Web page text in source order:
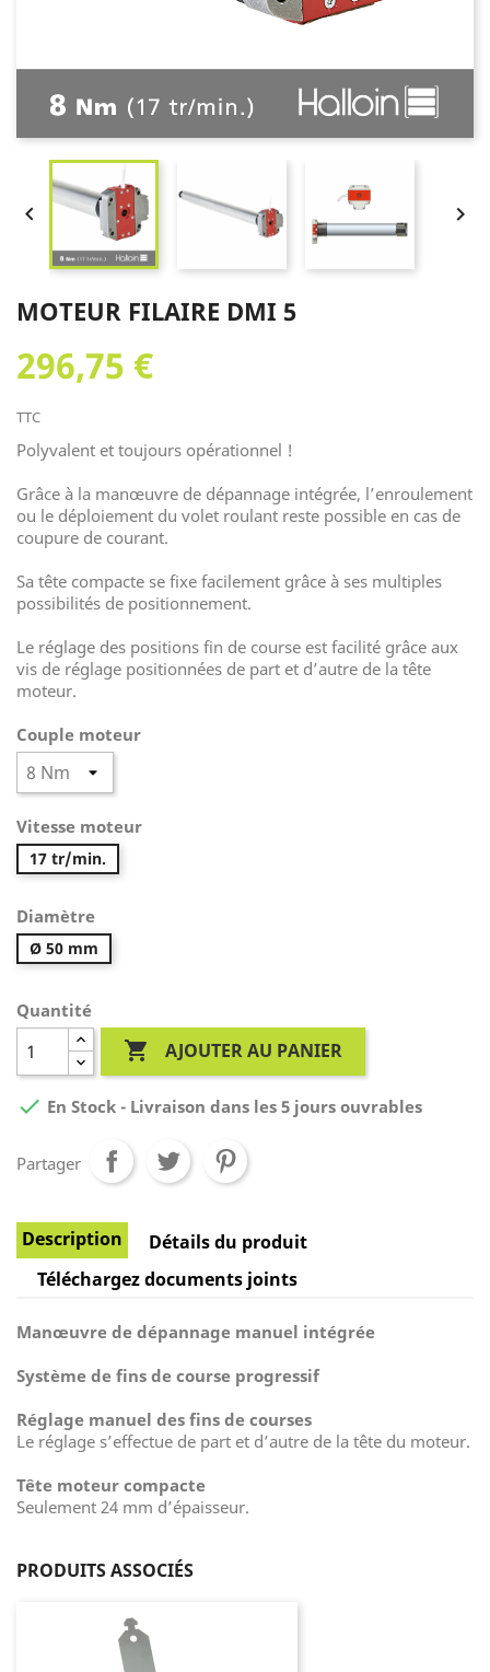
 
MOTEUR FILAIRE DMI 5
296,75 €
TTC
Polyvalent et toujours opérationnel !
Grâce à la manœuvre de dépannage intégrée, l’enroulement
ou le déploiement du volet roulant reste possible en cas de
coupure de courant.
Sa tête compacte se fixe facilement grâce à ses multiples
possibilités de positionnement.
Le réglage des positions fin de course est facilité grâce aux
vis de réglage positionnées de part et d’autre de la tête
moteur.
Couple moteur
Vitesse moteur
17 tr/min.
Diamètre
Ø 50 mm
Quantité
 AJOUTER AU PANIER
 En Stock - Livraison dans les 5 jours ouvrables
Partager
Description
Détails du produit
Téléchargez documents joints
Manœuvre de dépannage manuel intégrée
Système de fins de course progressif
Réglage manuel des fins de courses
Le réglage s’effectue de part et d’autre de la tête du moteur.
Tête moteur compacte
Seulement 24 mm d’épaisseur.
PRODUITS ASSOCIÉS